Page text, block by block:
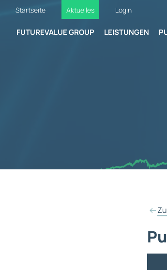
Startseite Aktuelles Login
FUTUREVALUE GROUP LEISTUNGEN